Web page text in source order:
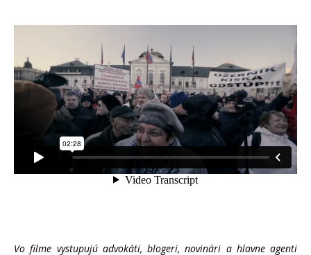
Vo filme vystupujú advokáti, blogeri, novinári a hlavne agenti